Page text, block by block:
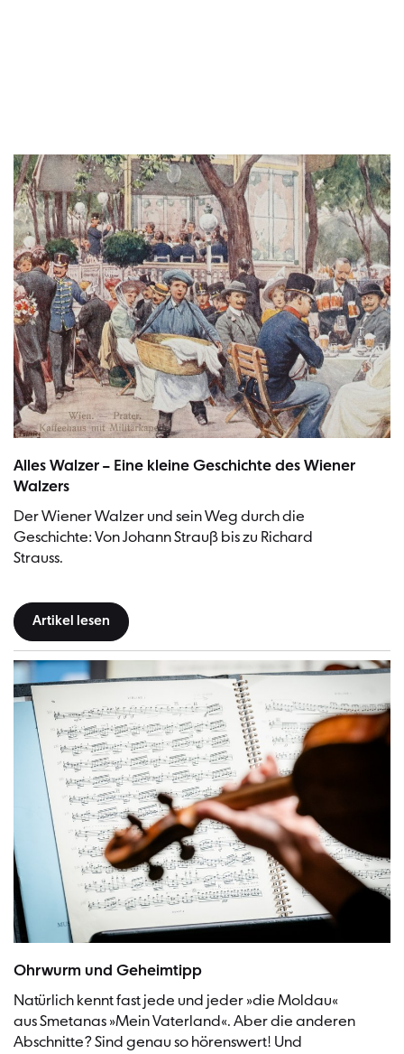
Alles Walzer – Eine kleine Geschichte des Wiener
Walzers
Der Wiener Walzer und sein Weg durch die
Geschichte: Von Johann Strauß bis zu Richard
Strauss.
Artikel lesen
Ohrwurm und Geheimtipp
Natürlich kennt fast jede und jeder »die Moldau«
aus Smetanas »Mein Vaterland«. Aber die anderen
Abschnitte? Sind genau so hörenswert! Und